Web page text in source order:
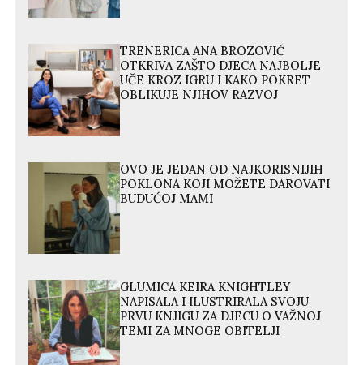
TRENERICA ANA BROZOVIĆ
OTKRIVA ZAŠTO DJECA NAJBOLJE
UČE KROZ IGRU I KAKO POKRET
OBLIKUJE NJIHOV RAZVOJ
OVO JE JEDAN OD NAJKORISNIJIH
POKLONA KOJI MOŽETE DAROVATI
BUDUĆOJ MAMI
GLUMICA KEIRA KNIGHTLEY
NAPISALA I ILUSTRIRALA SVOJU
PRVU KNJIGU ZA DJECU O VAŽNOJ
TEMI ZA MNOGE OBITELJI